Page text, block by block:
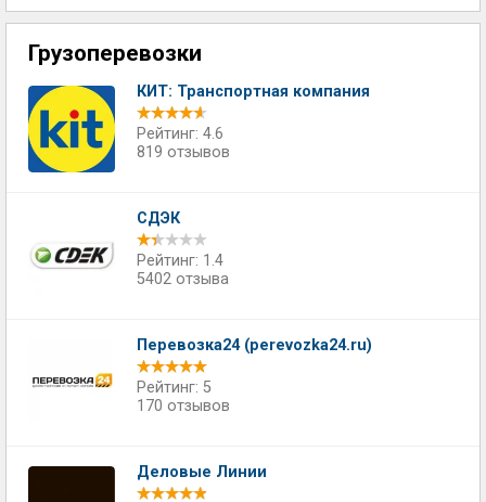
Грузоперевозки
КИТ: Транспортная компания
Рейтинг: 4.6
819 отзывов
СДЭК
Рейтинг: 1.4
5402 отзыва
Перевозка24 (perevozka24.ru)
Рейтинг: 5
170 отзывов
Деловые Линии